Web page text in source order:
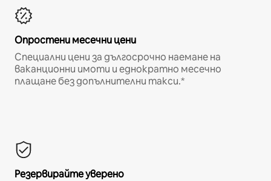
Опростени месечни цени
Специални цени за дългосрочно наемане на
ваканционни имоти и еднократно месечно
плащане без допълнителни такси.*
Резервирайте уверено